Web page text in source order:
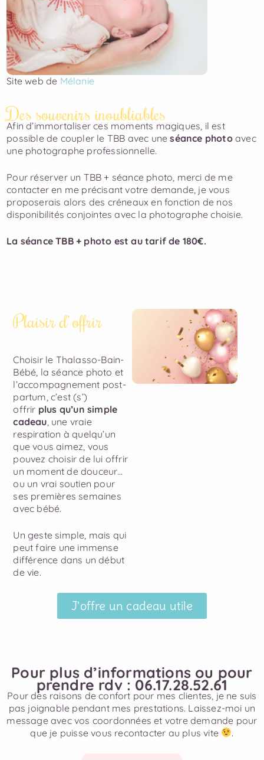
Site web de Mélanie
Des souvenirs inoubliables
Afin d’immortaliser ces moments magiques, il est
possible de coupler le TBB avec uneséance photoavec
une photographe professionnelle.
Pour réserver un TBB + séance photo, merci de me
contacter en me précisant votre demande, je vous
proposerais alors des créneaux en fonction de nos
disponibilités conjointes avec la photographe choisie.
La séance TBB + photo est au tarif de 180€.
Plaisir d’ offrir
Choisir le Thalasso-Bain-
Bébé, la séance photo et
l’accompagnement post-
partum, c’est (s’)
offrir plus qu’un simple
cadeau, une vraie
respiration à quelqu’un
que vous aimez, vous
pouvez choisir de lui offrir
un moment de douceur…
ou un vrai soutien pour
ses premières semaines
avec bébé.
Un geste simple, mais qui
peut faire une immense
différence dans un début
de vie.
J'offre un cadeau utile
Pour plus d’informations ou pour
prendre rdv : 06.17.28.52.61
Pour des raisons de confort pour mes clientes, je ne suis
pas joignable pendant mes prestations. Laissez-moi un
message avec vos coordonnées et votre demande pour
que je puisse vous recontacter au plus vite
.